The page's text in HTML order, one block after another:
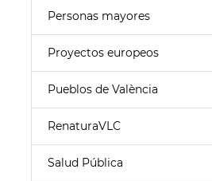
Personas mayores
Proyectos europeos
Pueblos de València
RenaturaVLC
Salud Pública